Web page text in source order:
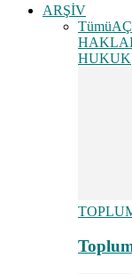
ARŞİV
Tümü
HUKUK